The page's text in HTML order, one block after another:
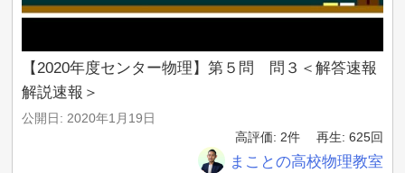
PDF3318ページ
【中級】韓国語講座ワークシート
第1回～第30回完全対応
PDF217ページ
第31回～第66回完全対応
【2020年度センター物理】第５問 問３＜解答速報
解説速報＞
公開日: 2020年1月19日
再生: 625回
高評価: 2件
まことの高校物理教室